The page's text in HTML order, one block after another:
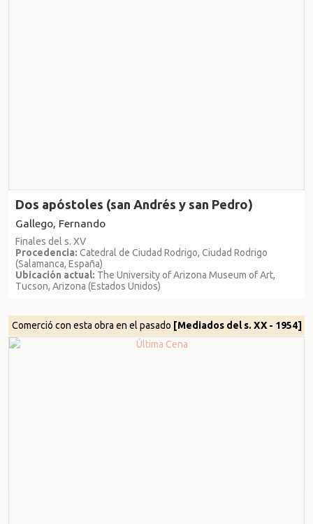
Dos apóstoles (san Andrés y san Pedro)
Gallego, Fernando
Finales del s. XV
Procedencia: Catedral de Ciudad Rodrigo, Ciudad Rodrigo
(Salamanca, España)
Ubicación actual: The University of Arizona Museum of Art,
Tucson, Arizona (Estados Unidos)
Comerció con esta obra en el pasado [Mediados del s. XX - 1954]